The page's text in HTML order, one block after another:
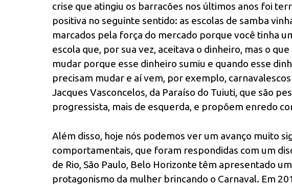
crise que atingiu os barracões nos últimos anos foi
positiva no seguinte sentido: as escolas de samba
marcados pela força do mercado porque você tinha
escola que, por sua vez, aceitava o dinheiro, mas o
mudar porque esse dinheiro sumiu e quando esse
precisam mudar e aí vem, por exemplo,
Jacques Vasconcelos, da Paraíso do Tuiuti, que são
progressista, mais de esquerda, e propõem enredo
Além disso, hoje nós podemos ver um avanço muito
comportamentais, que foram respondidas com um
de Rio, São Paulo, Belo Horizonte têm apresentado
protagonismo da mulher brincando o Carnaval. Em